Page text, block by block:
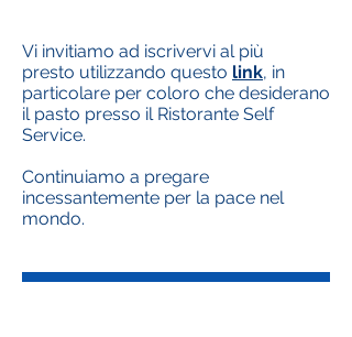
Vi invitiamo ad iscrivervi al più
presto utilizzando questo link, in
particolare per coloro che desiderano
il pasto presso il Ristorante Self
Service.
Continuiamo a pregare
incessantemente per la pace nel
mondo.